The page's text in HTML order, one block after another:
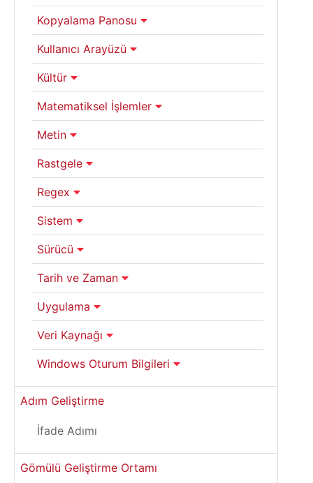
Kopyalama Panosu
Kullanıcı Arayüzü
Kültür
Matematiksel İşlemler
Metin
Rastgele
Regex
Sistem
Sürücü
Tarih ve Zaman
Uygulama
Veri Kaynağı
Windows Oturum Bilgileri
Adım Geliştirme
İfade Adımı
Gömülü Geliştirme Ortamı